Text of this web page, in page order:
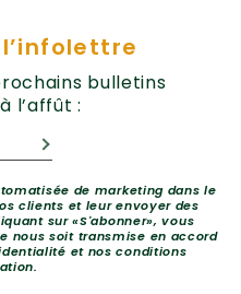
l’infolettre
bulletins
l’affût :
de marketing dans le
clients et leur envoyer des
sur «S'abonner», vous
nous soit transmise en accord
et nos conditions